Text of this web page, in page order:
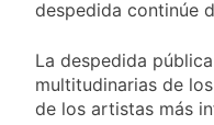
despedida continúe
La despedida
multitudinarias de
de los artistas más